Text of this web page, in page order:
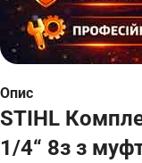
Опис
STIHL
1/4“ 8з з